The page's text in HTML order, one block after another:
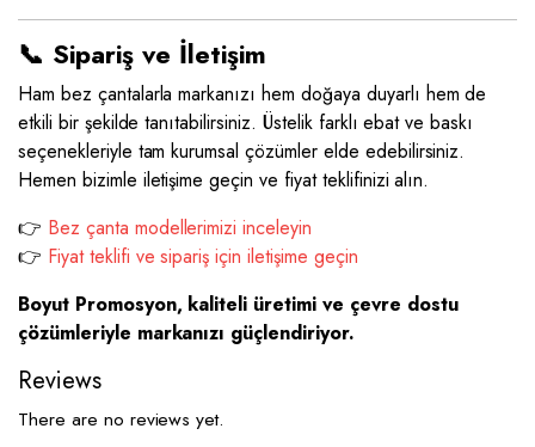
📞 Sipariş ve İletişim
Ham bez çantalarla markanızı hem doğaya duyarlı hem de
etkili bir şekilde tanıtabilirsiniz. Üstelik farklı ebat ve baskı
seçenekleriyle tam kurumsal çözümler elde edebilirsiniz.
Hemen bizimle iletişime geçin ve fiyat teklifinizi alın.
👉 Bez çanta modellerimizi inceleyin
👉 Fiyat teklifi ve sipariş için iletişime geçin
Boyut Promosyon, kaliteli üretimi ve çevre dostu
çözümleriyle markanızı güçlendiriyor.
Reviews
There are no reviews yet.